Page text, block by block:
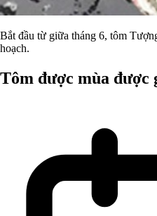
Bắt đầu từ giữa tháng 6, tôm
hoạch.
Tôm được mùa được